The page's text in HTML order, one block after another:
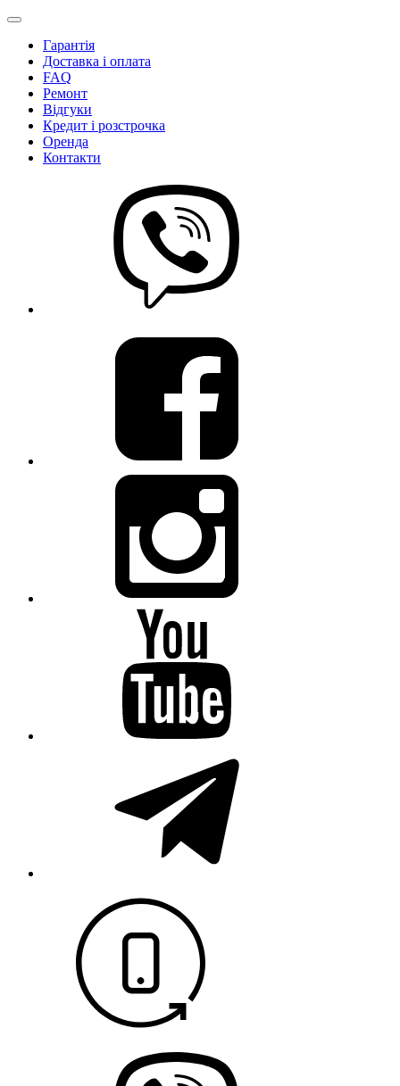
Гарантія
Доставка і оплата
FAQ
Ремонт
Відгуки
Кредит і розстрочка
Оренда
Контакти